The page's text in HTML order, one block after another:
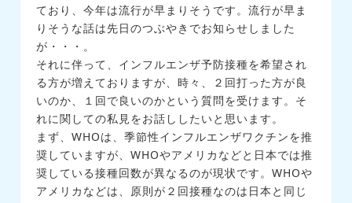
ており、今年は流行が早まりそうです。流行が早ま
りそうな話は先日のつぶやきでお知らせしました
が・・・。
それに伴って、インフルエンザ予防接種を希望され
る方が増えておりますが、時々、２回打った方が良
いのか、１回で良いのかという質問を受けます。そ
れに関しての私見をお話ししたいと思います。
まず、WHOは、季節性インフルエンザワクチンを推
奨していますが、WHOやアメリカなどと日本では推
奨している接種回数が異なるのが現状です。WHOや
アメリカなどは、原則が２回接種なのは日本と同じ